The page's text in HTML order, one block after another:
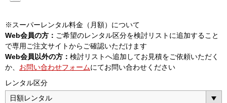
※スーパーレンタル料金（月額）について
Web会員の方： ご希望のレンタル区分を検討リストに追加すること
で専用ご注文サイトからご確認いただけます
Web会員以外の方： 検討リストへ追加してお見積をご依頼いただく
か、 お問い合わせフォームにてお問い合わせください
レンタル区分